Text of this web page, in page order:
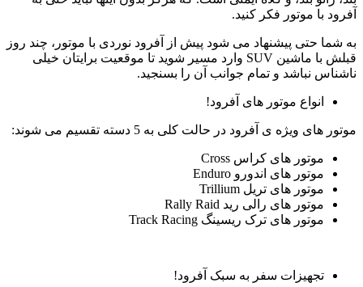
آفرود با موتور فکر کنید.
به شما حتی پیشنهاد می شود پیش از آفرود نوردی با موتور، چند روز
قبلش با ماشین SUV وارد مسیر شوید تا موقعیت برایتان خیلی
ناشناس نباشد و تمام جوانب آن را بسنجید.
انواع موتور های آفرود!
موتور های ویژه ی آفرود در حالت کلی به 5 دسته تقسیم می شوند:
موتور های کراس Cross
موتور های اندورو Enduro
موتور های تریل Trillium
موتور های رالی رید Rally Raid
موتور های ترک ریسینگ Track Racing
تجهیزات سفر به سبک آفرود!